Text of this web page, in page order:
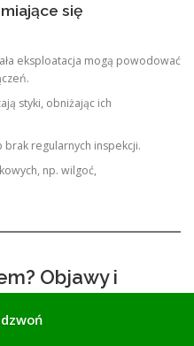
się
eksploatacja mogą powodować
styki, obniżając ich
brak regularnych inspekcji.
np. wilgoć,
Objawy i
jest, aby poprawnie